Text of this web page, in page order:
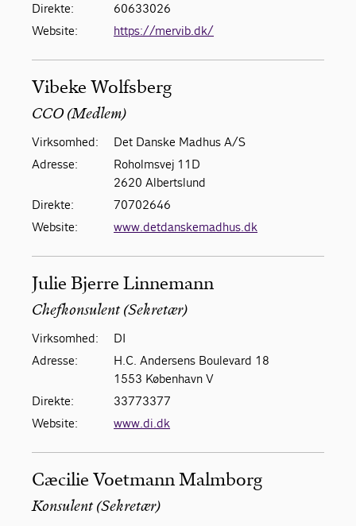
Direkte:
60633026
Website:
https://mervib.dk/
Vibeke Wolfsberg
CCO (Medlem)
Virksomhed:
Det Danske Madhus A/S
Adresse:
Roholmsvej 11D
2620 Albertslund
Direkte:
70702646
Website:
www.detdanskemadhus.dk
Julie Bjerre Linnemann
Chefkonsulent (Sekretær)
Virksomhed:
DI
Adresse:
H.C. Andersens Boulevard 18
1553 København V
Direkte:
33773377
Website:
www.di.dk
Cæcilie Voetmann Malmborg
Konsulent (Sekretær)